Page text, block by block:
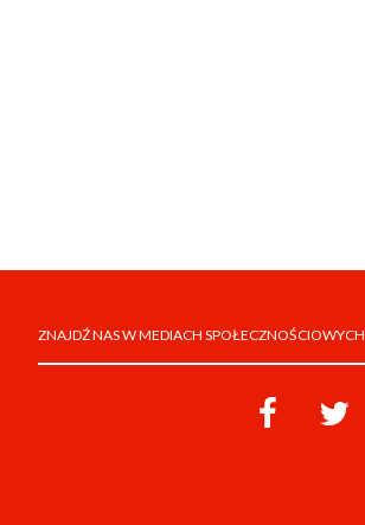
ZNAJDŹ NAS W MEDIACH SPOŁECZNOŚCIOWYCH